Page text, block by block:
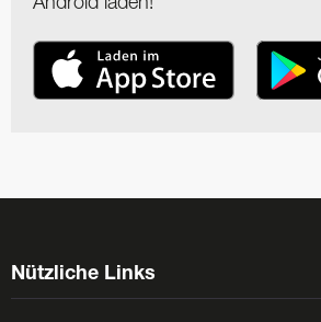
Nützliche Links